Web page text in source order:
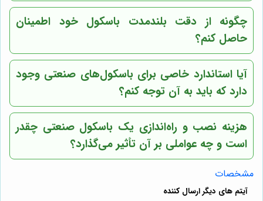
چگونه از دقت بلندمدت باسکول خود اطمینان
حاصل کنم؟
آیا استاندارد خاصی برای باسکول‌های صنعتی وجود
دارد که باید به آن توجه کنم؟
هزینه نصب و راه‌اندازی یک باسکول صنعتی چقدر
است و چه عواملی بر آن تأثیر می‌گذارد؟
مشخصات